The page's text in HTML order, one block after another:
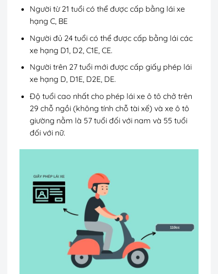
Người từ 21 tuổi có thể được cấp bằng lái xe
hạng C, BE
Người đủ 24 tuổi có thể được cấp bằng lái các
xe hạng D1, D2, C1E, CE.
Người trên 27 tuổi mới được cấp giấy phép lái
xe hạng D, D1E, D2E, DE.
Độ tuổi cao nhất cho phép lái xe ô tô chở trên
29 chỗ ngồi (không tính chỗ tài xế) và xe ô tô
giường nằm là 57 tuổi đối với nam và 55 tuổi
đối với nữ.